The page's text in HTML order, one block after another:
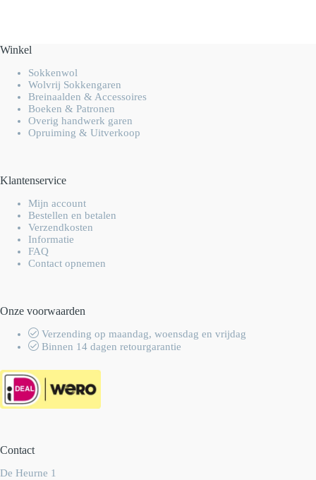
Winkel
Sokkenwol
Wolvrij Sokkengaren
Breinaalden & Accessoires
Boeken & Patronen
Overig handwerk garen
Opruiming & Uitverkoop
Klantenservice
Mijn account
Bestellen en betalen
Verzendkosten
Informatie
FAQ
Contact opnemen
Onze voorwaarden
Verzending op maandag, woensdag en vrijdag
Binnen 14 dagen retourgarantie
Contact
De Heurne 1